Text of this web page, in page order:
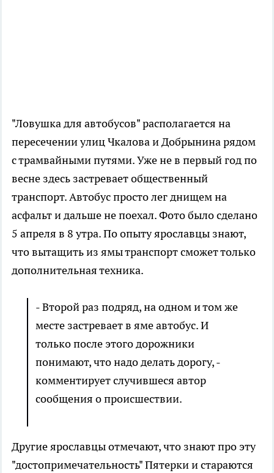
"Ловушка для автобусов" располагается на
пересечении улиц Чкалова и Добрынина рядом
с трамвайными путями. Уже не в первый год по
весне здесь застревает общественный
транспорт. Автобус просто лег днищем на
асфальт и дальше не поехал. Фото было сделано
5 апреля в 8 утра. По опыту ярославцы знают,
что вытащить из ямы транспорт сможет только
дополнительная техника.
- Второй раз подряд, на одном и том же
месте застревает в яме автобус. И
только после этого дорожники
понимают, что надо делать дорогу, -
комментирует случившеся автор
сообщения о происшествии.
Другие ярославцы отмечают, что знают про эту
"достопримечательность" Пятерки и стараются